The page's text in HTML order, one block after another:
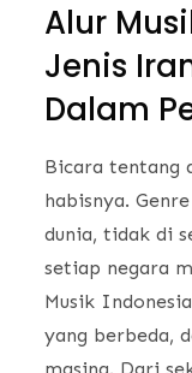
Alur
Jenis
Dalam
Bicara tentang
habisnya.
dunia, tidak di
setiap negara
Musik
yang berbeda,